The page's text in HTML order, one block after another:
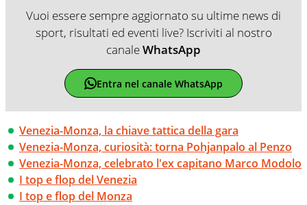
Vuoi essere sempre aggiornato su ultime news di
sport, risultati ed eventi live? Iscriviti al nostro
canaleWhatsApp
Entra nel canale WhatsApp
Venezia-Monza, la chiave tattica della gara
Venezia-Monza, curiosità: torna Pohjanpalo al Penzo
Venezia-Monza, celebrato l'ex capitano Marco Modolo
I top e flop del Venezia
I top e flop del Monza